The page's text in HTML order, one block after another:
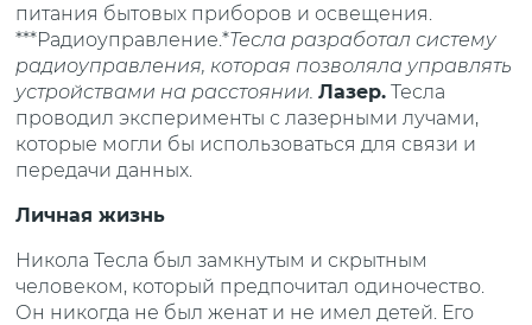
питания бытовых приборов и освещения.
***Радиоуправление.*Тесла разработал систему
радиоуправления, которая позволяла управлять
устройствами на расстоянии. Лазер. Тесла
проводил эксперименты с лазерными лучами,
которые могли бы использоваться для связи и
передачи данных.
Личная жизнь
Никола Тесла был замкнутым и скрытным
человеком, который предпочитал одиночество.
Он никогда не был женат и не имел детей. Его